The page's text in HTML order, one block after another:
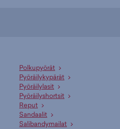
Polkupyörät
Pyöräilykypärät
Pyöräilylasit
Pyöräilyshortsit
Reput
Sandaalit
Salibandymailat